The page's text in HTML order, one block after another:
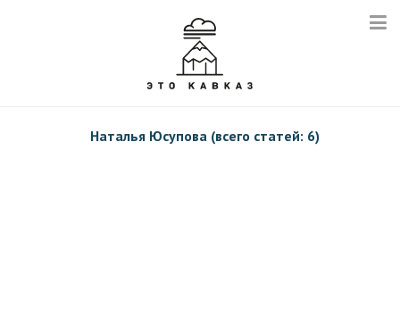
Наталья Юсупова (всего статей: 6)